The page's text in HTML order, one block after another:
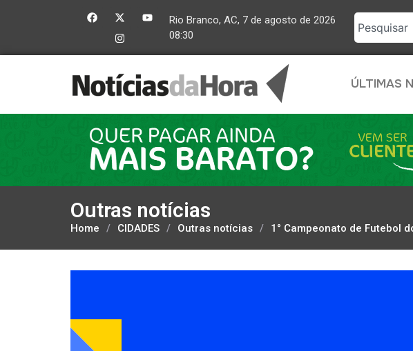
Rio Branco, AC, 7 de agosto de 2026
08:30
ÚLTIMAS
Outras notícias
Home / CIDADES / Outras notícias / 1° Campeonato de Futebol